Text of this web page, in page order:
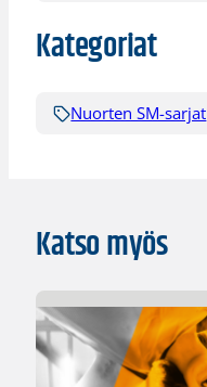
Kategoriat
Nuorten SM-sarjat
Katso myös